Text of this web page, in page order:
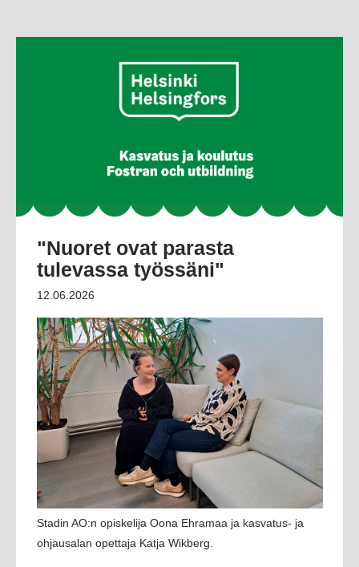
"Nuoret ovat parasta
tulevassa työssäni"
12.06.2026
Stadin AO:n opiskelija Oona Ehramaa ja kasvatus- ja
ohjausalan opettaja Katja Wikberg.